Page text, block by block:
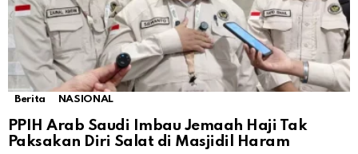
Berita NASIONAL
PPIH Arab Saudi Imbau Jemaah Haji Tak
Paksakan Diri Salat di Masjidil Haram